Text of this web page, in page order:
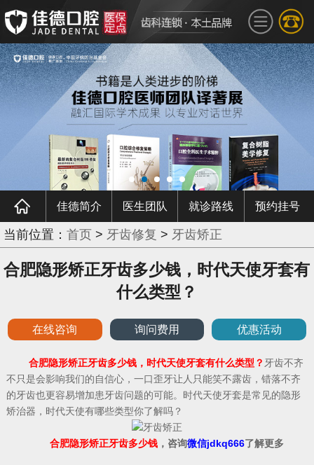
佳德简介 医生团队 就诊路线 预约挂号
当前位置： 首页 > 牙齿修复 > 牙齿矫正
合肥隐形矫正牙齿多少钱，时代天使牙套有
什么类型？
在线咨询 询问费用 优惠活动
合肥隐形矫正牙齿多少钱，时代天使牙套有什么类型？ 牙齿不齐
不只是会影响我们的自信心，一口歪牙让人只能笑不露齿，错落不齐
的牙齿也更容易增加患牙齿问题的可能。时代天使牙套是常见的隐形
矫治器，时代天使有哪些类型你了解吗？
合肥隐形矫正牙齿多少钱，咨询微信jdkq666了解更多